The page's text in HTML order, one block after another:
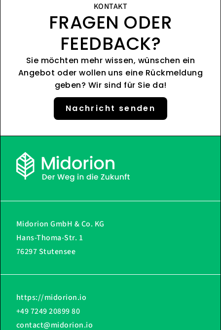
KONTAKT
FRAGEN ODER
FEEDBACK?
Sie möchten mehr wissen, wünschen ein
Angebot oder wollen uns eine Rückmeldung
geben? Wir sind für Sie da!
Nachricht senden
Midorion GmbH & Co. KG
Hans-Thoma-Str. 1
76297 Stutensee
https://midorion.io
+49 7249 20899 80
contact@midorion.io